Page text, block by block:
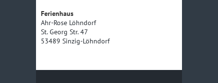
Ferienhaus
Ahr-Rose Löhndorf
St. Georg Str. 47
53489 Sinzig-Löhndorf